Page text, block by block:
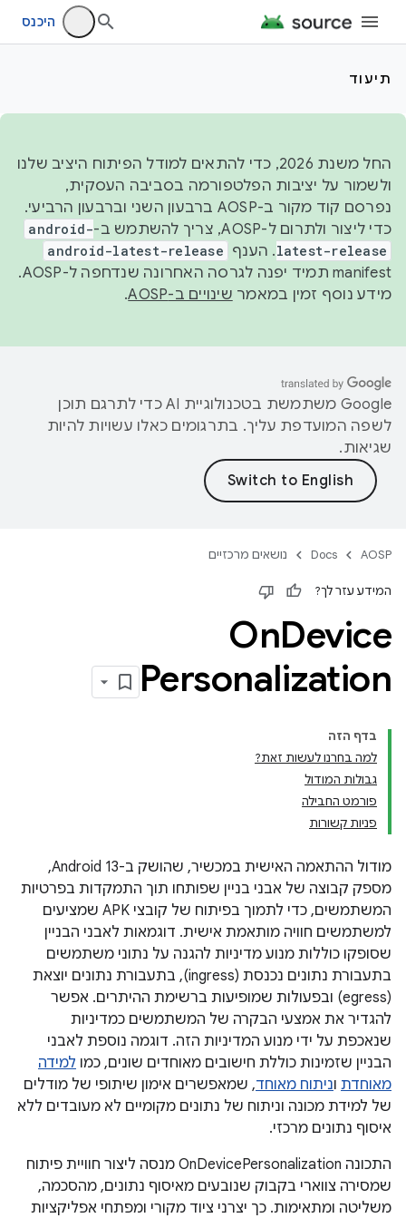
היכנס
תיעוד
החל משנת 2026, כדי להתאים למודל הפיתוח היציב שלנו
ולשמור על יציבות הפלטפורמה בסביבה העסקית,
נפרסם קוד מקור ב-AOSP ברבעון השני וברבעון הרביעי.
כדי ליצור ולתרום ל-AOSP, צריך להשתמש ב-
android-
latest-release. הענף android-latest-release
manifest תמיד יפנה לגרסה האחרונה שנדחפה ל-AOSP.
מידע נוסף זמין במאמר שינויים ב-AOSP .
‫Google משתמשת בטכנולוגיית AI כדי לתרגם תוכן
לשפה המועדפת עליך. בתרגומים כאלו עשויות להיות
שגיאות.
AOSP
Docs נושאים מרכזיים
המידע עזר לך?
OnDevice
Personalization
בדף הזה
למה בחרנו לעשות זאת?
גבולות המודול
פורמט החבילה
פניות קשורות
מודול ההתאמה האישית במכשיר, שהושק ב-Android 13,
מספק קבוצה של אבני בניין שפותחו תוך התמקדות בפרטיות
המשתמשים, כדי לתמוך בפיתוח של קובצי APK שמציעים
למשתמשים חוויה מותאמת אישית. דוגמאות לאבני הבניין
שסופקו כוללות מנוע מדיניות להגנה על נתוני משתמשים
בתעבורת נתונים נכנסת (ingress), בתעבורת נתונים יוצאת
(egress) ובפעולות שמופיעות ברשימת ההיתרים. אפשר
להגדיר את אמצעי הבקרה של המשתמשים כמדיניות
שנאכפת על ידי מנוע המדיניות הזה. דוגמה נוספת לאבני
הבניין שזמינות כוללת חישובים מאוחדים שונים, כמו למידה
מאוחדת וניתוח מאוחד, שמאפשרים אימון שיתופי של מודלים
של למידת מכונה וניתוח של נתונים מקומיים לא מעובדים ללא
איסוף נתונים מרכזי.
התכונה OnDevicePersonalization מנסה ליצור חוויית פיתוח
שמסירה צווארי בקבוק שנובעים מאיסוף נתונים, מהסכמה,
משליטה ומתאימות. כך יצרני ציוד מקורי ומפתחי אפליקציות